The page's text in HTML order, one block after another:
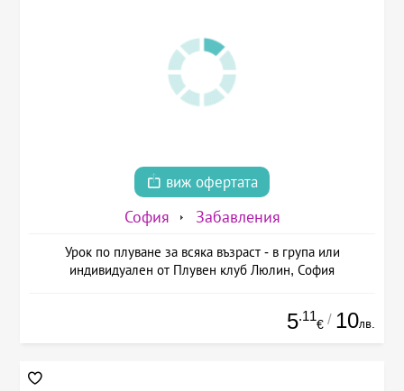
виж офертата
София Забавления
Урок по плуване за всяка възраст - в група или
индивидуален от Плувен клуб Люлин, София
5.11
€ / 10лв.